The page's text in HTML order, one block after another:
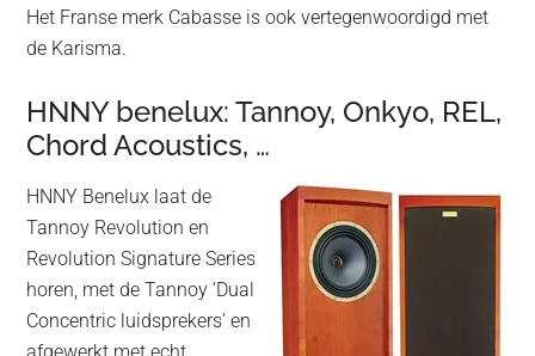
Het Franse merk Cabasse is ook vertegenwoordigd met
de Karisma.
HNNY benelux: Tannoy, Onkyo, REL,
Chord Acoustics, …
HNNY Benelux laat de
Tannoy Revolution en
Revolution Signature Series
horen, met de Tannoy ‘Dual
Concentric luidsprekers’ en